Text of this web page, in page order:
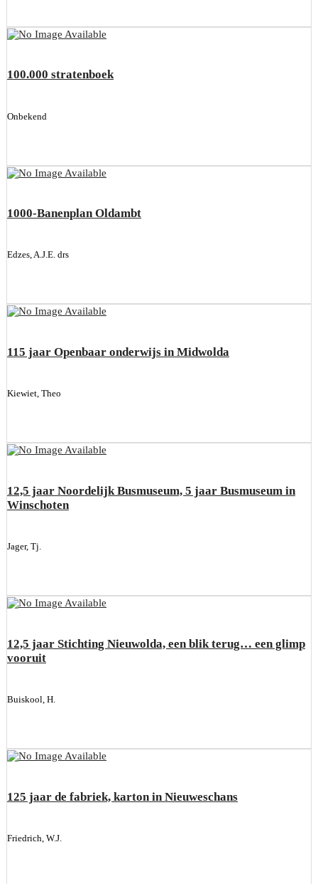
100.000 stratenboek
Onbekend
1000-Banenplan Oldambt
Edzes, A.J.E. drs
115 jaar Openbaar onderwijs in Midwolda
Kiewiet, Theo
12,5 jaar Noordelijk Busmuseum, 5 jaar Busmuseum in
Winschoten
Jager, Tj.
12,5 jaar Stichting Nieuwolda, een blik terug… een glimp
vooruit
Buiskool, H.
125 jaar de fabriek, karton in Nieuweschans
Friedrich, W.J.